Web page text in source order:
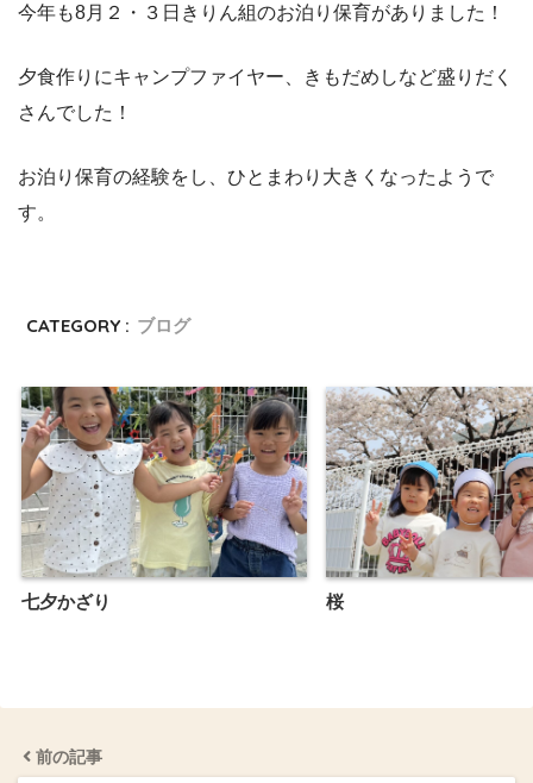
今年も8月２・３日きりん組のお泊り保育がありました！
夕食作りにキャンプファイヤー、きもだめしなど盛りだく
さんでした！
お泊り保育の経験をし、ひとまわり大きくなったようで
す。
CATEGORY : ブログ
七夕かざり 桜
前の記事